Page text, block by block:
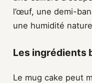
l’œuf, une demi-
une humidité
Les ingrédients
Le mug cake peut